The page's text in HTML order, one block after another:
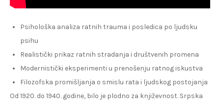
Psihološka analiza ratnih trauma i posledica po ljudsku
psihu
Realistički prikaz ratnih stradanja i društvenih promena
Modernistički eksperimenti u prenošenju ratnog iskustva
Filozofska promišljanja o smislu rata i ljudskog postojanja
Od 1920. do 1940. godine, bilo je plodno za književnost. Srpska